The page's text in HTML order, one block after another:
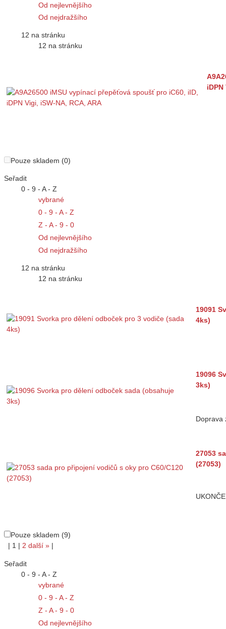
Od nejlevnějšího
Od nejdražšího
12 na stránku
12 na stránku
iDPN
Pouze skladem (0)
Seřadit
0 - 9 - A - Z
vybrané
0 - 9 - A - Z
Z - A - 9 - 0
Od nejlevnějšího
Od nejdražšího
12 na stránku
12 na stránku
19091
4ks)
19096
3ks)
Doprava
27053
(27053)
Pouze skladem (9)
| 1 | 2 další » |
Seřadit
0 - 9 - A - Z
vybrané
0 - 9 - A - Z
Z - A - 9 - 0
Od nejlevnějšího